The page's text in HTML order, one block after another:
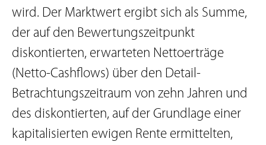
wird. Der Marktwert ergibt sich als Summe,
der auf den Bewertungszeitpunkt
diskontierten, erwarteten Nettoerträge
(Netto-Cashflows) über den Detail-
Betrachtungszeitraum von zehn Jahren und
des diskontierten, auf der Grundlage einer
kapitalisierten ewigen Rente ermittelten,